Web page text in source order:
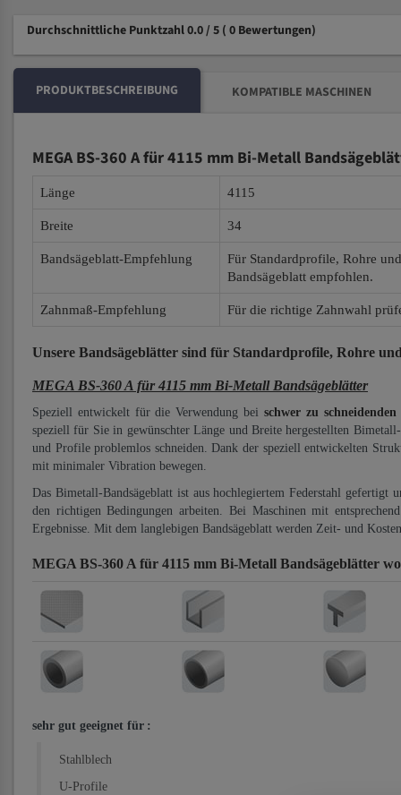
Durchschnittliche Punktzahl 0.0 / 5 ( 0 Bewertungen)
PRODUKTBESCHREIBUNG KOMPATIBLE MASCHINEN
MEGA BS-360 A für 4115 mm Bi-Metall
Länge 4115
Breite 34
Bandsägeblatt-Empfehlung
Für Standardprofile, Rohre
Bandsägeblatt empfohlen.
Zahnmaß-Empfehlung Für die richtige Zahnwahl
Unsere Bandsägeblätter sind für Standardprofile, Rohre
MEGA BS-360 A für 4115 mm Bi-Metall Bandsägeblätter
Speziell entwickelt für die Verwendung bei schwer zu
speziell für Sie in gewünschter Länge und Breite hergestellten
und Profile problemlos schneiden. Dank der speziell entwickelten
mit minimaler Vibration bewegen.
Das Bimetall-Bandsägeblatt ist aus hochlegiertem Federstahl
den richtigen Bedingungen arbeiten. Bei Maschinen mit
Ergebnisse. Mit dem langlebigen Bandsägeblatt werden Zeit- und
MEGA BS-360 A für 4115 mm Bi-Metall Bandsägeblätter
sehr gut geeignet für :
Stahlblech
U-Profile